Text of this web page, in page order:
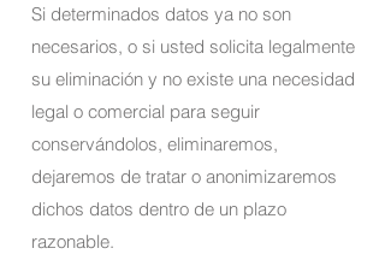
Si determinados datos ya no son
necesarios, o si usted solicita legalmente
su eliminación y no existe una necesidad
legal o comercial para seguir
conservándolos, eliminaremos,
dejaremos de tratar o anonimizaremos
dichos datos dentro de un plazo
razonable.